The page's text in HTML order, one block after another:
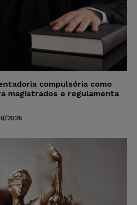
compulsória como
magistrados e regulamenta
2026